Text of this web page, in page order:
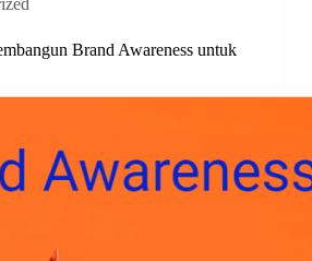
Brand Awareness untuk